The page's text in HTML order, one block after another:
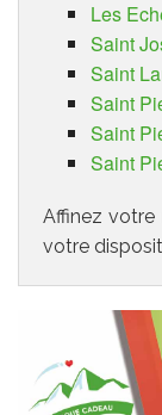
Les
Saint
Saint
Saint
Saint
Saint
Affinez votre
votre